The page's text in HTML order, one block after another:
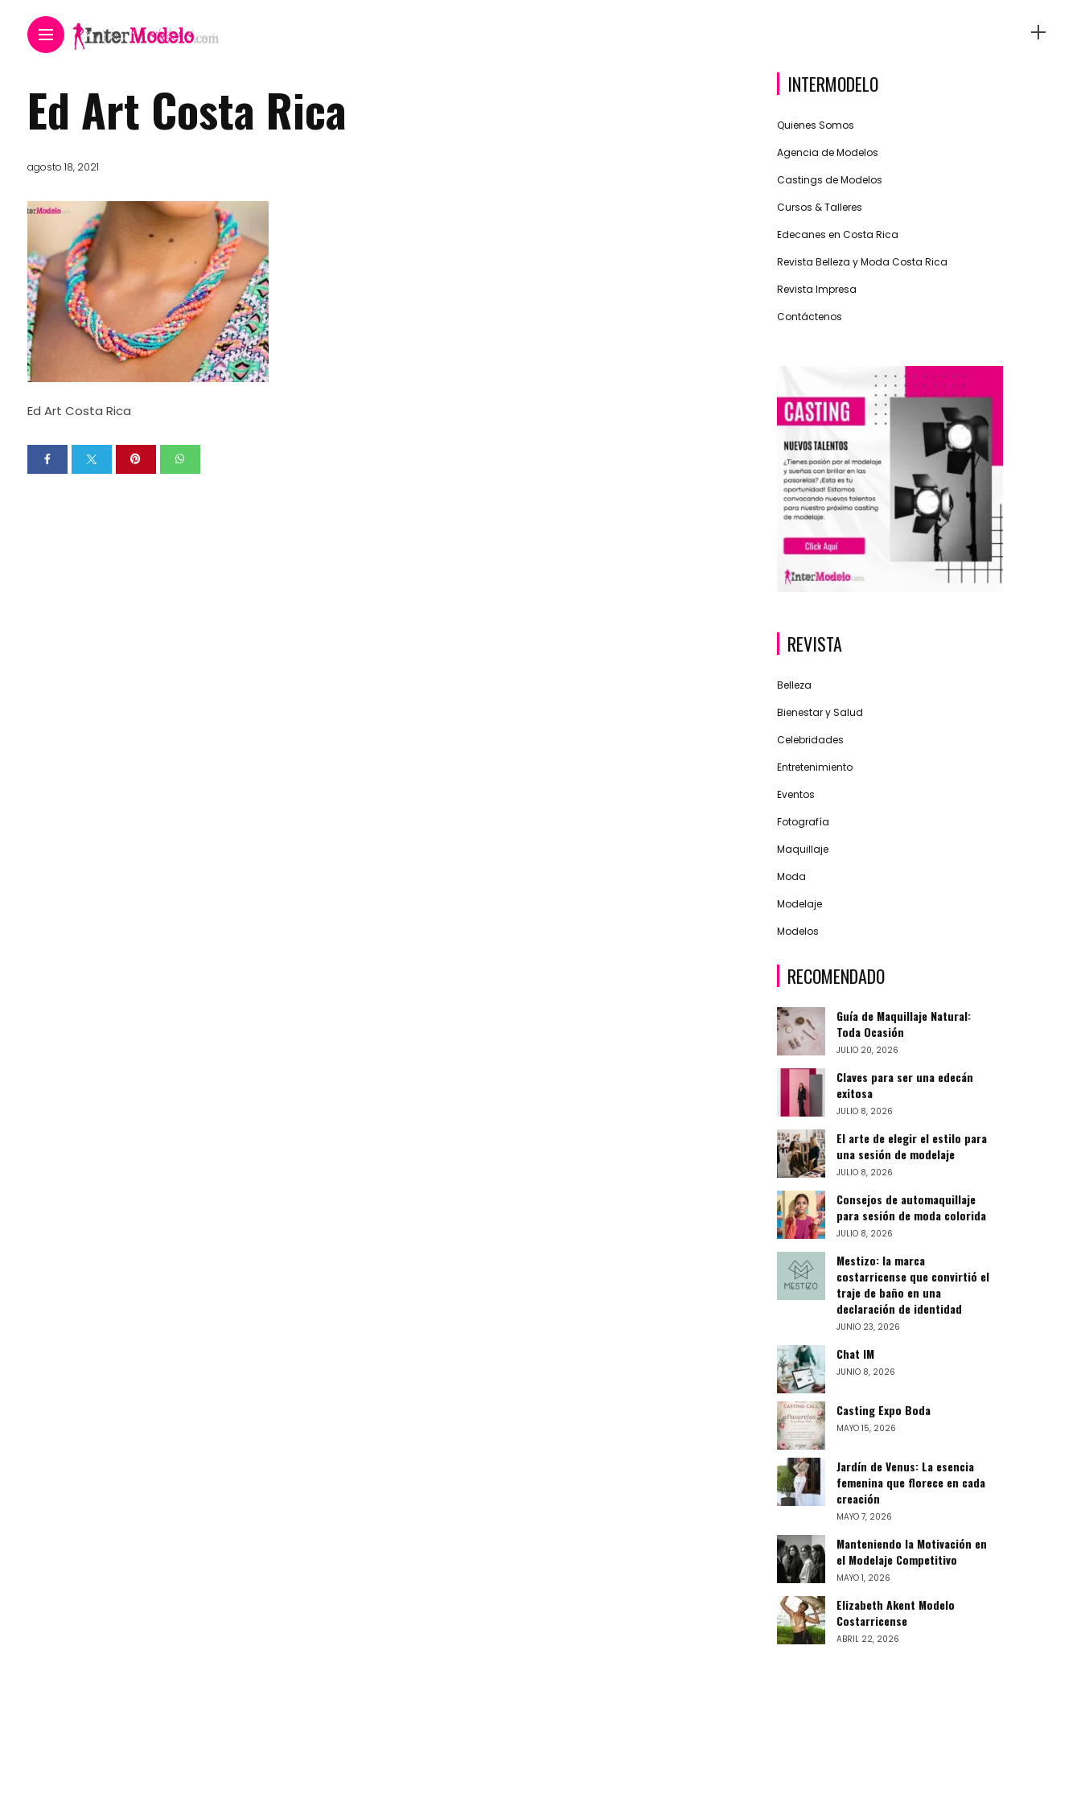
Ed Art Costa Rica
agosto 18, 2021
Ed Art Costa Rica
INTERMODELO
Quienes Somos
Agencia de Modelos
Castings de Modelos
Cursos & Talleres
Edecanes en Costa Rica
Revista Belleza y Moda Costa Rica
Revista Impresa
Contáctenos
REVISTA
Belleza
Bienestar y Salud
Celebridades
Entretenimiento
Eventos
Fotografía
Maquillaje
Moda
Modelaje
Modelos
RECOMENDADO
Guía de Maquillaje Natural:
Toda Ocasión
JULIO 20, 2026
Claves para ser una edecán
exitosa
JULIO 8, 2026
El arte de elegir el estilo para
una sesión de modelaje
JULIO 8, 2026
Consejos de automaquillaje
para sesión de moda colorida
JULIO 8, 2026
Mestizo: la marca
costarricense que convirtió el
traje de baño en una
declaración de identidad
JUNIO 23, 2026
Chat IM
JUNIO 8, 2026
Casting Expo Boda
MAYO 15, 2026
Jardín de Venus: La esencia
femenina que florece en cada
creación
MAYO 7, 2026
Manteniendo la Motivación en
el Modelaje Competitivo
MAYO 1, 2026
Elizabeth Akent Modelo
Costarricense
ABRIL 22, 2026